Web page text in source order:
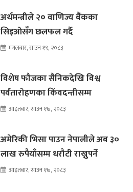
अर्थमन्त्रीले २० वाणिज्य बैंकका
सिइओसँग छलफल गर्दै
मंगलबार, साउन १९, २०८३
विशेष फौजका सैनिकदेखि विश्व
पर्वतारोहणका किंवदन्तीसम्म
आइतबार, साउन १७, २०८३
अमेरिकी भिसा पाउन नेपालीले अब ३०
लाख रुपैयाँसम्म धरौटी राख्नुपर्ने
आइतबार, साउन १७, २०८३